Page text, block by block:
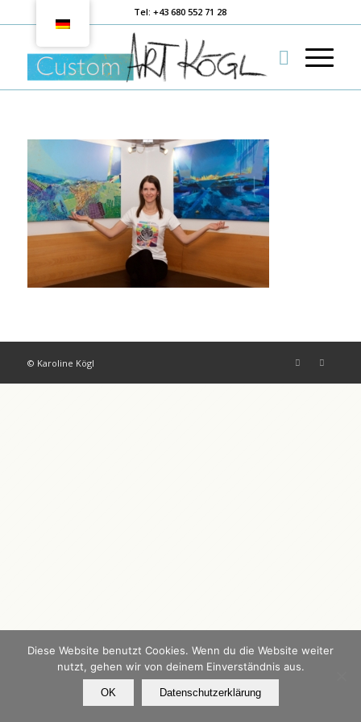
Tel: +43 680 552 71 28
© Karoline Kögl
Diese Website benutzt Cookies. Wenn du die Website weiter
nutzt, gehen wir von deinem Einverständnis aus.
OK Datenschutzerklärung